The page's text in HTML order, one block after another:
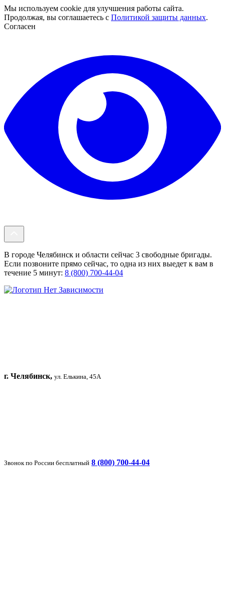
Мы используем cookie для улучшения работы сайта.
Продолжая, вы соглашаетесь с Политикой защиты данных.
Согласен
В городе Челябинск и области сейчас 3 свободные бригады.
Если позвоните прямо сейчас, то одна из них выедет к вам в
течение 5 минут: 8 (800) 700-44-04
г. Челябинск, ул. Елькина, 45А
Звонок по России бесплатный 8 (800) 700-44-04